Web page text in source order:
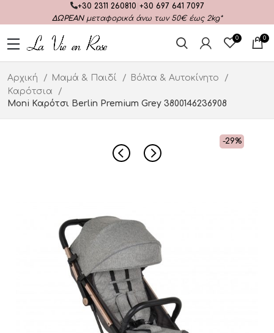
+30 2311 260810 +30 697 641 7097
ΔΩΡΕΑΝμεταφορικά άνω των 50€ έως 2kg*
0 0
Αρχική Μαμά & Παιδί
Βόλτα & Αυτοκίνητο
Καρότσια
Moni Καρότσι Berlin Premium Grey 3800146236908
-29%